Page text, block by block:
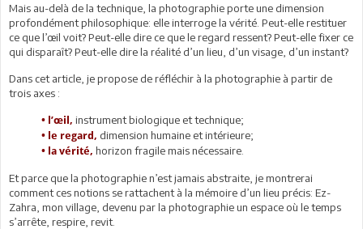
Mais au-delà de la technique, la photographie porte une dimension
profondément philosophique: elle interroge la vérité. Peut-elle restituer
ce que l’œil voit? Peut-elle dire ce que le regard ressent? Peut-elle fixer ce
qui disparaît? Peut-elle dire la réalité d’un lieu, d’un visage, d’un instant?
Dans cet article, je propose de réfléchir à la photographie à partir de
trois axes :
• l’œil, instrument biologique et technique;
• le regard, dimension humaine et intérieure;
• la vérité, horizon fragile mais nécessaire.
Et parce que la photographie n’est jamais abstraite, je montrerai
comment ces notions se rattachent à la mémoire d’un lieu précis: Ez-
Zahra, mon village, devenu par la photographie un espace où le temps
s’arrête, respire, revit.